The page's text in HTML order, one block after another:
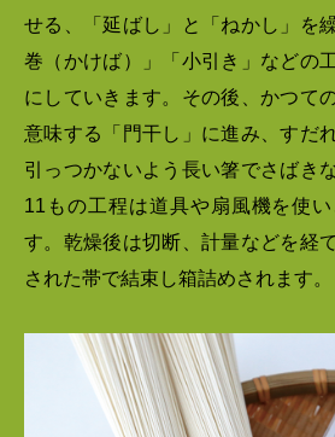
せる、「延ばし」と「ねかし」を
巻（かけば）」「小引き」などの
にしていきます。その後、かつて
意味する「門干し」に進み、すだ
引っつかないよう長い箸でさばき
11もの工程は道具や扇風機を使
す。乾燥後は切断、計量などを経
された帯で結束し箱詰めされます。